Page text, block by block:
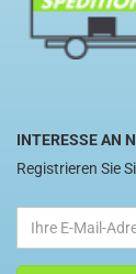
INTERESSE AN
Registrieren Sie